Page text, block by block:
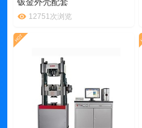
12751次浏览